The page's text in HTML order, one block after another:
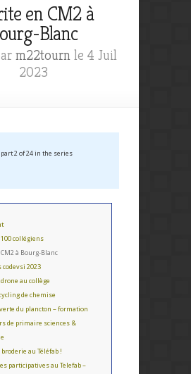
en CM2 à
Blanc
m22tournle 4 Juil
2023
2 of 24 in the series
collégiens
à Bourg-Blanc
codevsi 2023
au collège
de chemise
du plancton – formation
de primaire sciences &
au Téléfab !
participatives au Telefab –